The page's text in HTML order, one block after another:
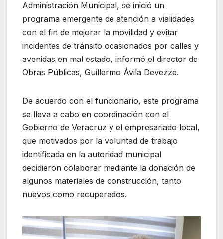
Administración Municipal, se inició un
programa emergente de atención a vialidades
con el fin de mejorar la movilidad y evitar
incidentes de tránsito ocasionados por calles y
avenidas en mal estado, informó el director de
Obras Públicas, Guillermo Ávila Devezze.
De acuerdo con el funcionario, este programa
se lleva a cabo en coordinación con el
Gobierno de Veracruz y el empresariado local,
que motivados por la voluntad de trabajo
identificada en la autoridad municipal
decidieron colaborar mediante la donación de
algunos materiales de construcción, tanto
nuevos como recuperados.